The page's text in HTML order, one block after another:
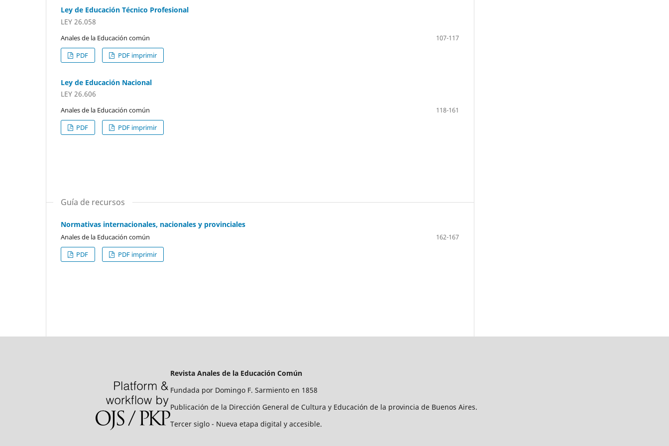
Ley de Educación Técnico Profesional
LEY 26.058
Anales de la Educación común
107-117
PDF
PDF imprimir
Ley de Educación Nacional
LEY 26.606
Anales de la Educación común
118-161
PDF
PDF imprimir
Guía de recursos
Normativas internacionales, nacionales y provinciales
Anales de la Educación común
162-167
PDF
PDF imprimir
Revista Anales de la Educación Común
Fundada por Domingo F. Sarmiento en 1858
Publicación de la Dirección General de Cultura y Educación de la provincia de Buenos Aires.
Tercer siglo - Nueva etapa digital y accesible.